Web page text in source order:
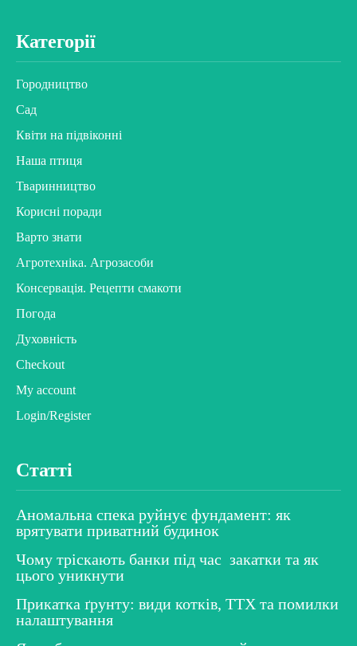
Категорії
Городництво
Сад
Квіти на підвіконні
Наша птиця
Тваринництво
Корисні поради
Варто знати
Агротехніка. Агрозасоби
Консервація. Рецепти смакоти
Погода
Духовність
Checkout
My account
Login/Register
Статті
Аномальна спека руйнує фундамент: як
врятувати приватний будинок
Чому тріскають банки під час закатки та як
цього уникнути
Прикатка ґрунту: види котків, ТТХ та помилки
налаштування